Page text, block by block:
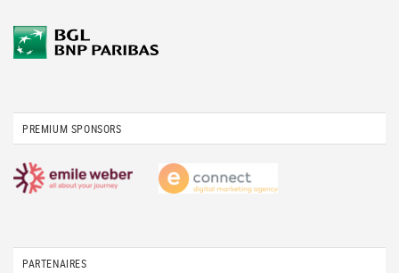
PREMIUM SPONSORS
PARTENAIRES